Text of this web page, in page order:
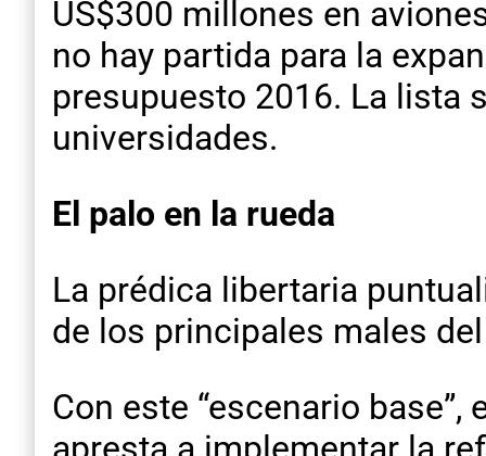
US$300 millones en
no hay partida para la
presupuesto 2016. La lista
universidades.
El palo en la rueda
La prédica libertaria
de los principales males
Con este “escenario